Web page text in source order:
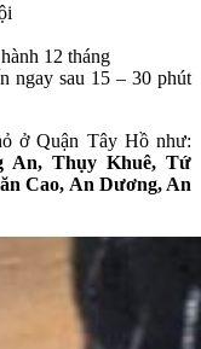
12 tháng
ngay sau 15 – 30 phút
ở Quận Tây Hồ như:
An, Thụy Khuê, Tứ
Cao, An Dương, An